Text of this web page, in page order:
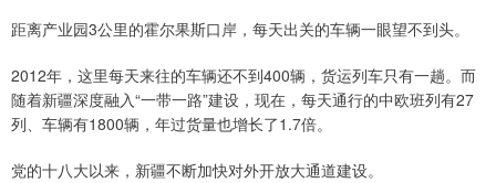
距离产业园3公里的霍尔果斯口岸，每天出关的车辆一眼望不到头。
2012年，这里每天来往的车辆还不到400辆，货运列车只有一趟。而
随着新疆深度融入“一带一路”建设，现在，每天通行的中欧班列有27
列、车辆有1800辆，年过货量也增长了1.7倍。
党的十八大以来，新疆不断加快对外开放大通道建设。